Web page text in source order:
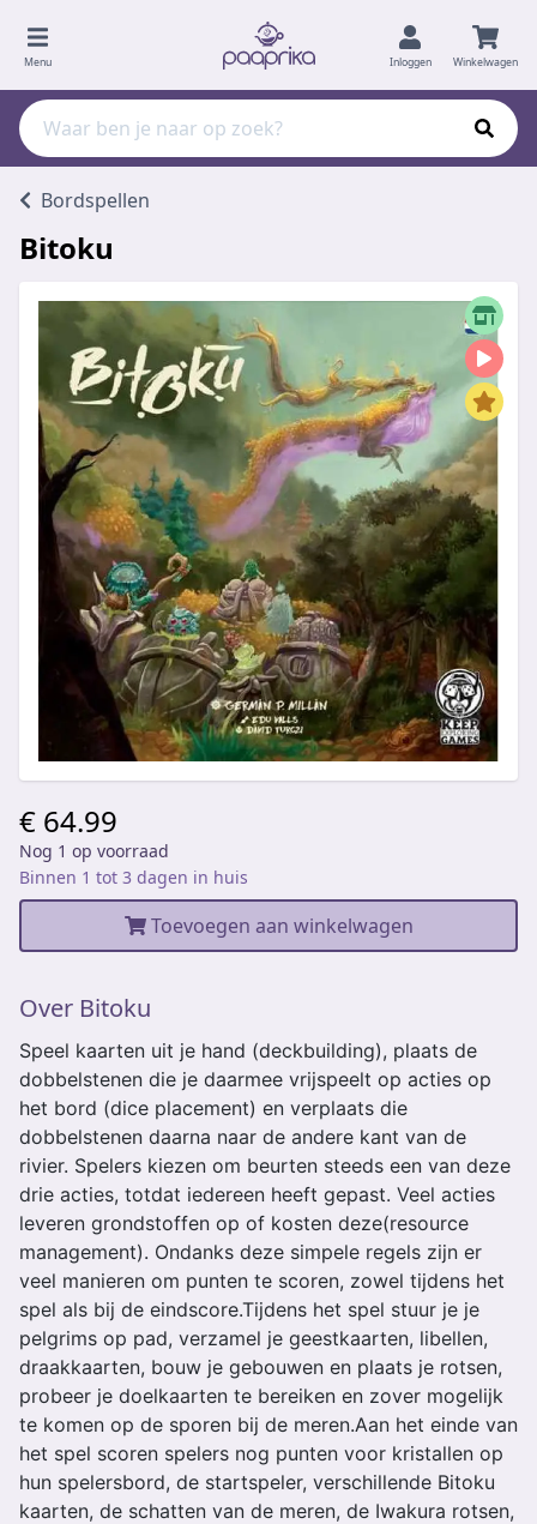
Menu Inloggen Winkelwagen
Bordspellen
Bitoku
€ 64.99
Nog 1 op voorraad
Binnen 1 tot 3 dagen in huis
Toevoegen aan winkelwagen
Over Bitoku
Speel kaarten uit je hand (deckbuilding), plaats de
dobbelstenen die je daarmee vrijspeelt op acties op
het bord (dice placement) en verplaats die
dobbelstenen daarna naar de andere kant van de
rivier. Spelers kiezen om beurten steeds een van deze
drie acties, totdat iedereen heeft gepast. Veel acties
leveren grondstoffen op of kosten deze(resource
management). Ondanks deze simpele regels zijn er
veel manieren om punten te scoren, zowel tijdens het
spel als bij de eindscore.Tijdens het spel stuur je je
pelgrims op pad, verzamel je geestkaarten, libellen,
draakkaarten, bouw je gebouwen en plaats je rotsen,
probeer je doelkaarten te bereiken en zover mogelijk
te komen op de sporen bij de meren.Aan het einde van
het spel scoren spelers nog punten voor kristallen op
hun spelersbord, de startspeler, verschillende Bitoku
kaarten, de schatten van de meren, de Iwakura rotsen,